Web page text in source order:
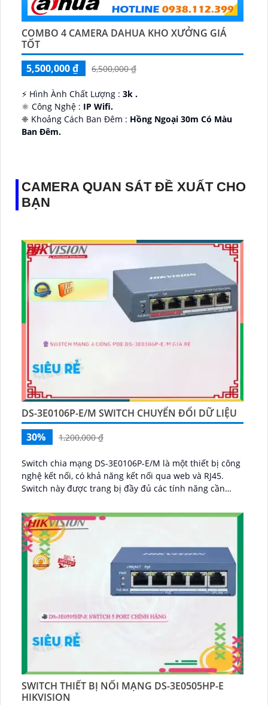
COMBO 4 CAMERA DAHUA KHO XƯỞNG GIÁ
TỐT
5,500,000 ₫
6,500,000 ₫
️⚡ Hình Ành Chất Lượng : 3k .
⚛️ Công Nghệ : IP Wifi.
❈ Khoảng Cách Ban Đêm : Hồng Ngoại 30m Có Màu
Ban Ðêm.
CAMERA QUAN SÁT ĐỀ XUẤT CHO
BẠN
DS-3E0106P-E/M SWITCH CHUYỂN ĐỔI DỮ LIỆU
30%
1,200,000 ₫
Switch chia mạng DS-3E0106P-E/M là một thiết bị công
nghệ kết nối, có khả năng kết nối qua web và RJ45.
Switch này được trang bị đầy đủ các tính năng cần
RJ45 và hỗ trợ chuẩn Gigabit Ethernet...
SWITCH THIẾT BỊ NỐI MẠNG DS-3E0505HP-E
HIKVISION